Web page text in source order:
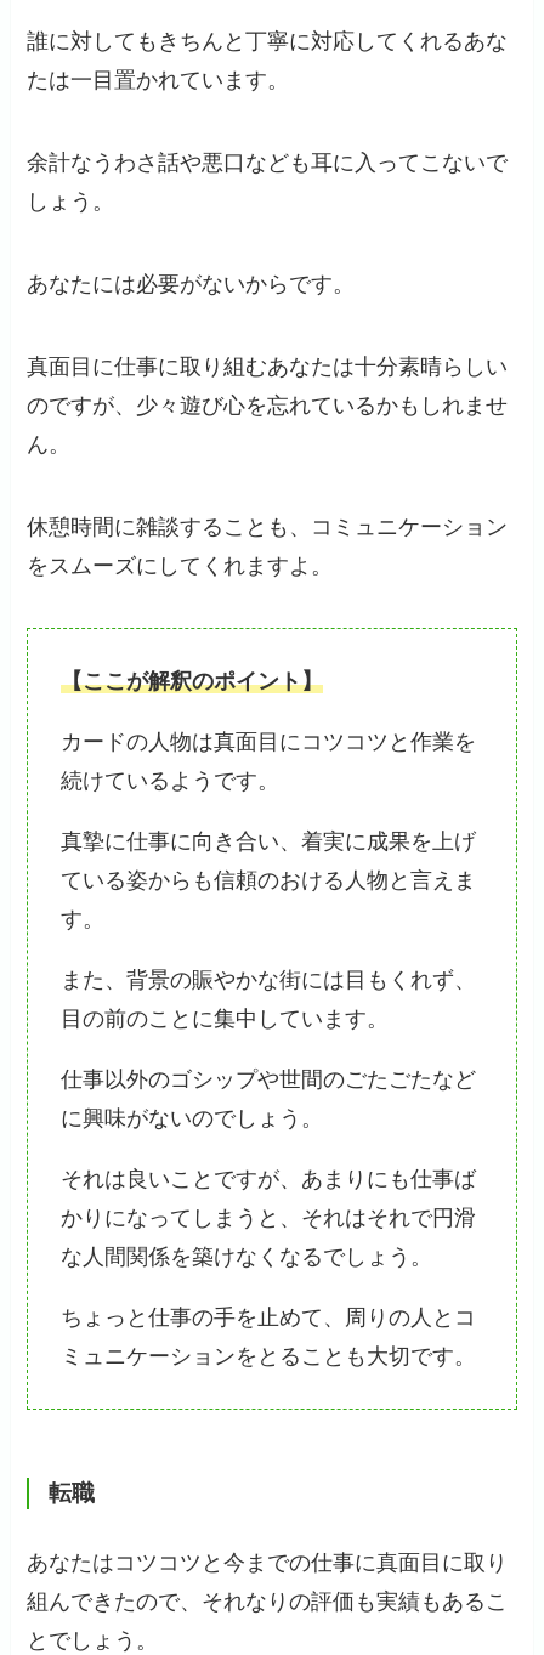
誰に対してもきちんと丁寧に対応してくれるあな
たは一目置かれています。
余計なうわさ話や悪口なども耳に入ってこないで
しょう。
あなたには必要がないからです。
真面目に仕事に取り組むあなたは十分素晴らしい
のですが、少々遊び心を忘れているかもしれませ
ん。
休憩時間に雑談することも、コミュニケーション
をスムーズにしてくれますよ。
【ここが解釈のポイント】
カードの人物は真面目にコツコツと作業を
続けているようです。
真摯に仕事に向き合い、着実に成果を上げ
ている姿からも信頼のおける人物と言えま
す。
また、背景の賑やかな街には目もくれず、
目の前のことに集中しています。
仕事以外のゴシップや世間のごたごたなど
に興味がないのでしょう。
それは良いことですが、あまりにも仕事ば
かりになってしまうと、それはそれで円滑
な人間関係を築けなくなるでしょう。
ちょっと仕事の手を止めて、周りの人とコ
ミュニケーションをとることも大切です。
転職
あなたはコツコツと今までの仕事に真面目に取り
組んできたので、それなりの評価も実績もあるこ
とでしょう。